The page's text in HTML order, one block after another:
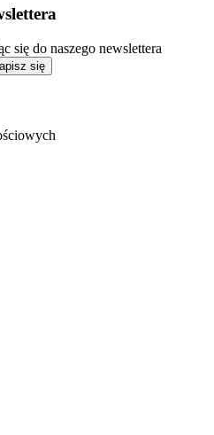
się do naszego newslettera
się